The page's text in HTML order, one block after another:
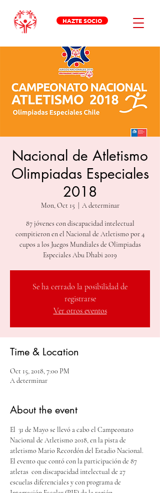
HAZTE SOCIO
Nacional de Atletismo
Olimpiadas Especiales
2018
Mon, Oct 15 A determinar
87 jóvenes con discapacidad intelectual
compitieron en el Nacional de Atletismo por 4
cupos a los Juegos Mundiales de Olimpiadas
Se ha cerrado la posibilidad de
registrarse
Ver otros eventos
Time & Location
Oct 15, 2018, 7:00 PM
A determinar
About the event
El  31 de Mayo se llevó a cabo el Campeonato
Nacional de Atletismo 2018, en la pista de
atletismo Mario Recordón del Estadio Nacional.
El evento que contó con la participación de 87
atletas  con discapacidad intelectual de 27
escuelas diferenciales y con programa de